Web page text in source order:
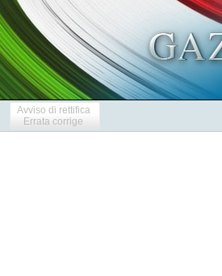
Avviso di rettifica
Errata corrige